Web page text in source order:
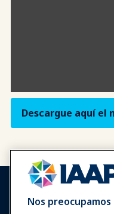
Descargue aquí el
Nos